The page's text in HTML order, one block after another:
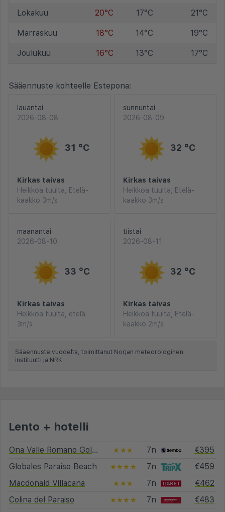
Lokakuu 20°C 17°C 21°C
Marraskuu 18°C 14°C 19°C
Joulukuu 16°C 13°C 17°C
Sääennuste kohteelle Estepona:
lauantai
2026-08-08
31 °C
Kirkas taivas
Heikkoa tuulta, Etelä-
kaakko 3m/s
sunnuntai
2026-08-09
32 °C
Kirkas taivas
Heikkoa tuulta, Etelä-
kaakko 3m/s
maanantai
2026-08-10
33 °C
Kirkas taivas
Heikkoa tuulta, etelä
3m/s
tiistai
2026-08-11
32 °C
Kirkas taivas
Heikkoa tuulta, Etelä-
kaakko 2m/s
Sääennuste vuodelta, toimittanut Norjan meteorologinen
instituutti ja NRK
Lento + hotelli
Ona Valle Romano Golf & Resort ★★★ 7n
€395
Globales Paraíso Beach
★★★★ 7n
€459
Macdonald Villacana
★★★ 7n
€462
Colina del Paraiso
★★★★ 7n
€483